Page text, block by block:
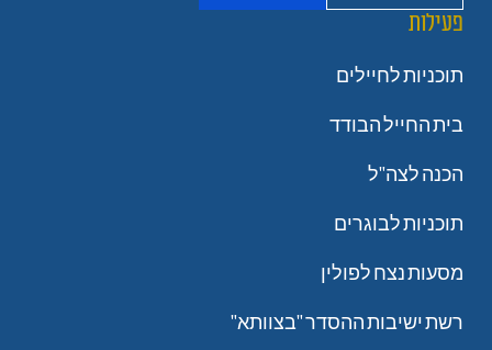
פעילות
תוכניות לחיילים
בית החייל הבודד
הכנה לצה"ל
תוכניות לבוגרים
מסעות נצח לפולין
רשת ישיבות ההסדר "בצוותא"